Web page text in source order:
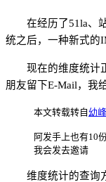
在经历了51la、
统之后，一种新式的
现在的维度统计正
朋友留下E-Mail，我
本文转载转自幼
阿发手上也有10
我会发去邀请
维度统计的查询